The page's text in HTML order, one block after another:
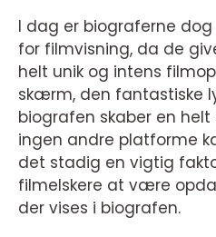
I dag er biograferne
for filmvisning, da de
helt unik og intens
skærm, den fantastiske
biografen skaber en
ingen andre platforme
det stadig en vigtig
filmelskere at være
der vises i biografen.